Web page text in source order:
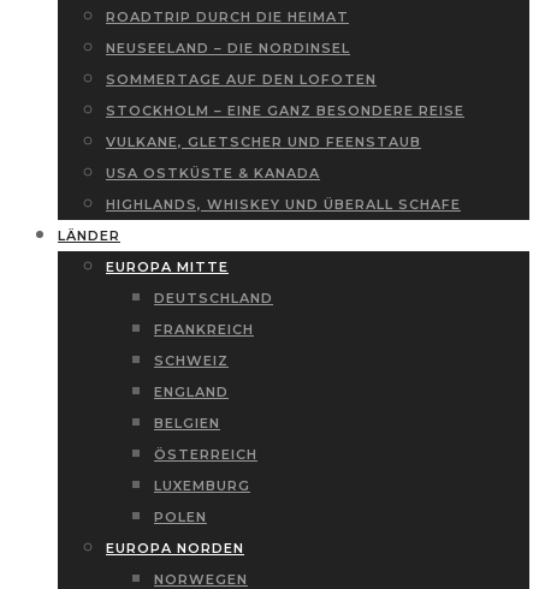
ROADTRIP DURCH DIE HEIMAT
NEUSEELAND – DIE NORDINSEL
SOMMERTAGE AUF DEN LOFOTEN
STOCKHOLM – EINE GANZ BESONDERE REISE
VULKANE, GLETSCHER UND FEENSTAUB
USA OSTKÜSTE & KANADA
HIGHLANDS, WHISKEY UND ÜBERALL SCHAFE
LÄNDER
EUROPA MITTE
DEUTSCHLAND
FRANKREICH
SCHWEIZ
ENGLAND
BELGIEN
ÖSTERREICH
LUXEMBURG
POLEN
EUROPA NORDEN
NORWEGEN